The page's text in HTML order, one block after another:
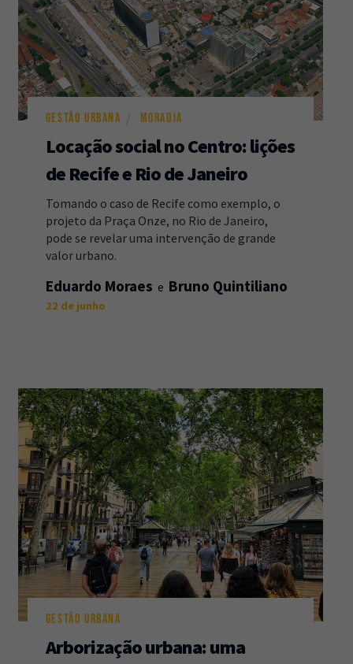
GESTÃO URBANA MORADIA
Locação social no Centro: lições
de Recife e Rio de Janeiro
Tomando o caso de Recife como exemplo, o
projeto da Praça Onze, no Rio de Janeiro,
pode se revelar uma intervenção de grande
valor urbano.
Eduardo Moraes Bruno Quintiliano
22 de junho
GESTÃO URBANA
Arborização urbana: uma